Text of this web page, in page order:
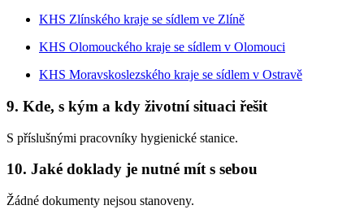
KHS Zlínského kraje se sídlem ve Zlíně
KHS Olomouckého kraje se sídlem v Olomouci
KHS Moravskoslezského kraje se sídlem v Ostravě
9. Kde, s kým a kdy životní situaci řešit
S příslušnými pracovníky hygienické stanice.
10. Jaké doklady je nutné mít s sebou
Žádné dokumenty nejsou stanoveny.